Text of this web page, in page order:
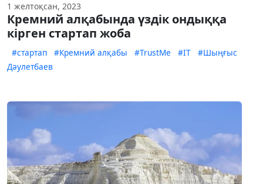
1 желтоқсан, 2023
Кремний алқабында үздік ондыққа
кірген стартап жоба
#стартап #Кремний алқабы #TrustMe #ІТ
#Шыңғыс
Дәулетбаев